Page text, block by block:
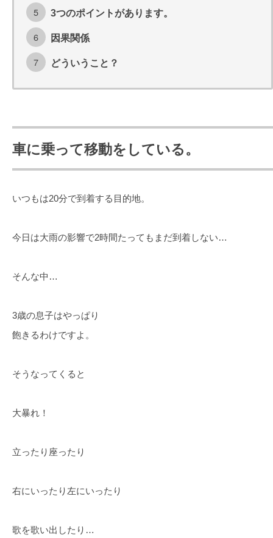
3つのポイントがあります。
因果関係
どういうこと？
車に乗って移動をしている。
いつもは20分で到着する目的地。
今日は大雨の影響で2時間たってもまだ到着しない…
そんな中…
3歳の息子はやっぱり
飽きるわけですよ。
そうなってくると
大暴れ！
立ったり座ったり
右にいったり左にいったり
歌を歌い出したり…